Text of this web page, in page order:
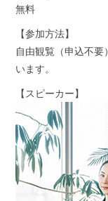
無料
【参加方法】
自由観覧（申込不
います。
【スピーカー】